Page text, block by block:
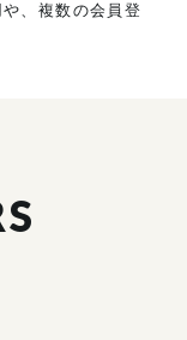
、複数の会員登